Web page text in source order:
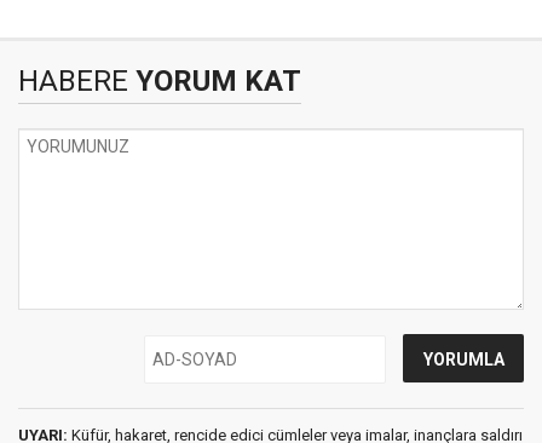
HABERE YORUM KAT
UYARI: Küfür, hakaret, rencide edici cümleler veya imalar, inançlara saldırı